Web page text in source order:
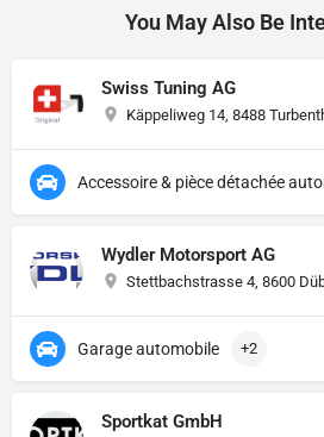
You May Also Be
Swiss Tuning AG
Käppeliweg 14, 8488
Wydler Motorsport AG
Stettbachstrasse 4, 8600
Garage automobile +2
Sportkat GmbH